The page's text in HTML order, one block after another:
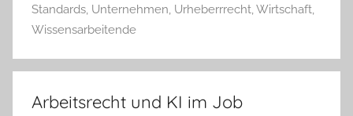
Standards, Unternehmen, Urheberrrecht,Wirtschaft,
Wissensarbeitende
Arbeitsrecht und KI im Job